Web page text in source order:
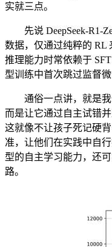
实就三点。
先说 DeepSeek-R1-
数据，仅通过纯粹的 RL
推理能力时常依赖于
型训练中首次跳过监督微
通俗一点讲，就是我
而是让它通过自主试错
这就像不让孩子死记硬
准，让他们在实践中自
型的自主学习能力，还
路。